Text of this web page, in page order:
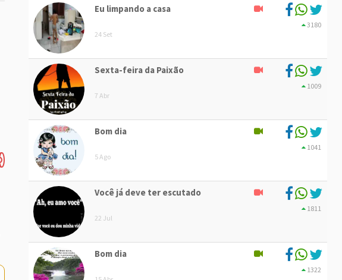
Eu limpando a casa
24 Set
3180
Sexta-feira da Paixão
7 Abr
1009
Bom dia
5 Ago
1041
Você já deve ter escutado
22 Jul
1811
Bom dia
1322